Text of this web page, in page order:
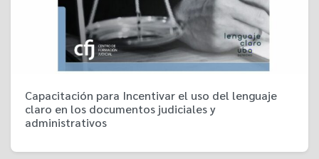
Capacitación para Incentivar el uso del lenguaje
claro en los documentos judiciales y
administrativos